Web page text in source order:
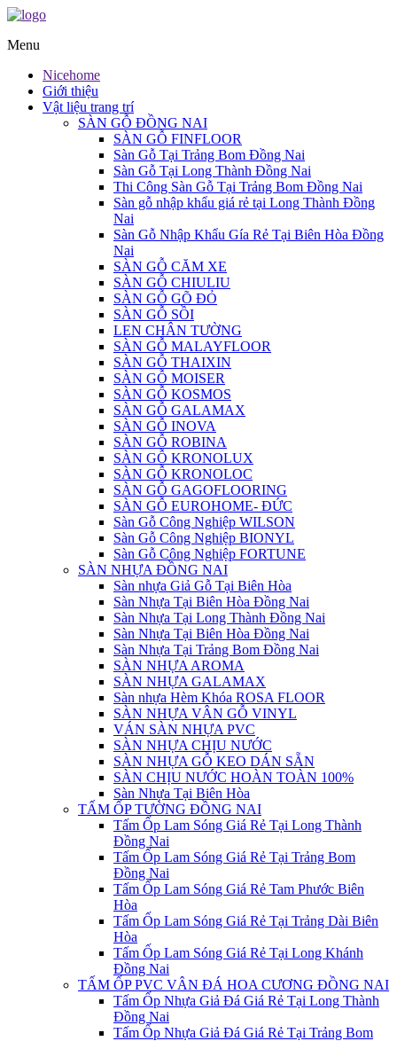
Menu
Nicehome
Giới thiệu
Vật liệu trang trí
SÀN GỖ ĐỒNG NAI
SÀN GỖ FINFLOOR
Sàn Gỗ Tại Trảng Bom Đồng Nai
Sàn Gỗ Tại Long Thành Đồng Nai
Thi Công Sàn Gỗ Tại Trảng Bom Đồng Nai
Sàn gỗ nhập khẩu giá rẻ tại Long Thành Đồng
Nai
Sàn Gỗ Nhập Khẩu Gía Rẻ Tại Biên Hòa Đồng
Nai
SÀN GỖ CĂM XE
SÀN GỖ CHIULIU
SÀN GỖ GÕ ĐỎ
SÀN GỖ SỒI
LEN CHÂN TƯỜNG
SÀN GỖ MALAYFLOOR
SÀN GỖ THAIXIN
SÀN GỖ MOISER
SÀN GỖ KOSMOS
SÀN GỖ GALAMAX
SÀN GỖ INOVA
SÀN GỖ ROBINA
SÀN GỖ KRONOLUX
SÀN GỖ KRONOLOC
SÀN GỖ GAGOFLOORING
SÀN GỖ EUROHOME- ĐỨC
Sàn Gỗ Công Nghiệp WILSON
Sàn Gỗ Công Nghiệp BIONYL
Sàn Gỗ Công Nghiệp FORTUNE
SÀN NHỰA ĐỒNG NAI
Sàn nhựa Giả Gỗ Tại Biên Hòa
Sàn Nhựa Tại Biên Hòa Đồng Nai
Sàn Nhựa Tại Long Thành Đồng Nai
Sàn Nhựa Tại Biên Hòa Đồng Nai
Sàn Nhựa Tại Trảng Bom Đồng Nai
SÀN NHỰA AROMA
SÀN NHỰA GALAMAX
Sàn nhựa Hèm Khóa ROSA FLOOR
SÀN NHỰA VÂN GỖ VINYL
VÁN SÀN NHỰA PVC
SÀN NHỰA CHỊU NƯỚC
SÀN NHỰA GỖ KEO DÁN SẴN
SÀN CHỊU NƯỚC HOÀN TOÀN 100%
Sàn Nhựa Tại Biên Hòa
TẤM ỐP TƯỜNG ĐỒNG NAI
Tấm Ốp Lam Sóng Giá Rẻ Tại Long Thành
Đồng Nai
Tấm Ốp Lam Sóng Giá Rẻ Tại Trảng Bom
Đồng Nai
Tấm Ốp Lam Sóng Giá Rẻ Tam Phước Biên
Hòa
Tấm Ốp Lam Sóng Giá Rẻ Tại Trảng Dài Biên
Hòa
Tấm Ốp Lam Sóng Giá Rẻ Tại Long Khánh
Đồng Nai
TẤM ỐP PVC VÂN ĐÁ HOA CƯƠNG ĐỒNG NAI
Tấm Ốp Nhựa Giả Đá Giá Rẻ Tại Long Thành
Đồng Nai
Tấm Ốp Nhựa Giả Đá Giá Rẻ Tại Trảng Bom